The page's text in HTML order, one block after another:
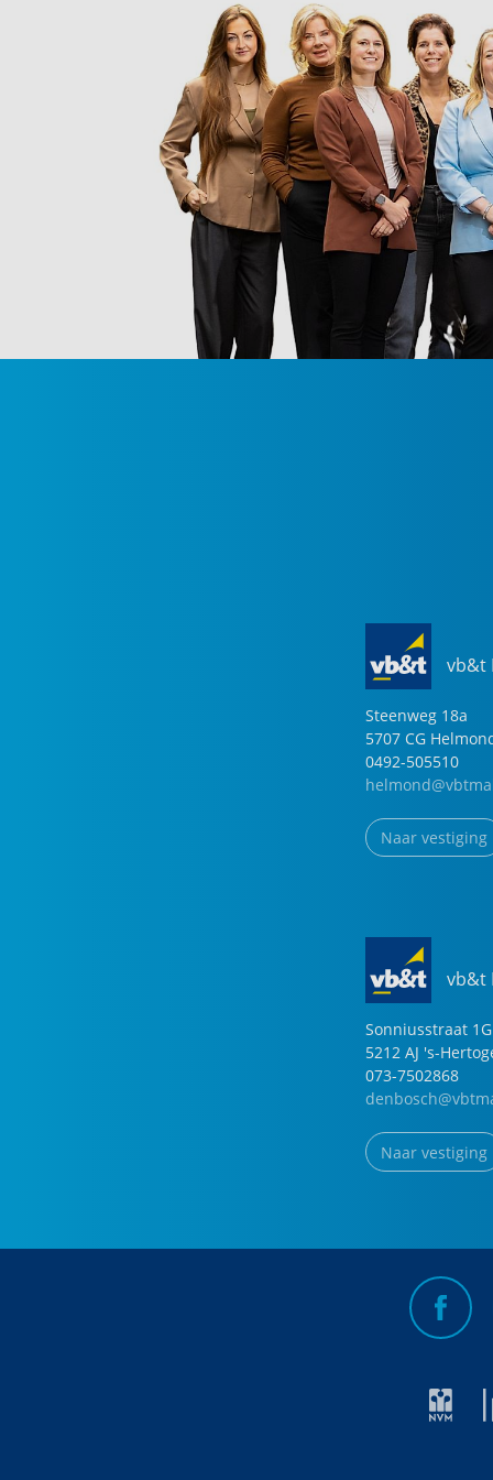
voorzien van airconditioning.
De onderhoudsvriendelijke achtertuin (oosten)
terrasoverkapping en een klein gazon. Houten
bevinden zich een houten berging en een poort
te genieten van het buitenleven.
Deze woning is gunstig gelegen in Oerle, aan de
kindvriendelijke woonomgeving omringd door
kinderspeelvoorziening, een basisschool en het
richting Eindhoven en de snelwegen A2 en A67
Nieuwsgierig geworden? Wij nodigen u graag
vb&t
Steenweg 18a
5707 CG
0492-505510
Naar vestiging
vb&t
Sonniusstraat 1G
5212 AJ 's-
073-7502868
Naar vestiging